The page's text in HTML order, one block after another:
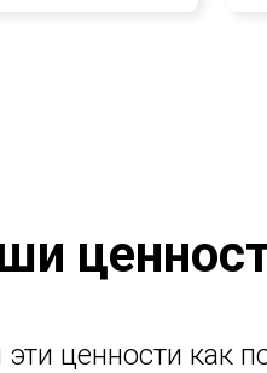
ценности как